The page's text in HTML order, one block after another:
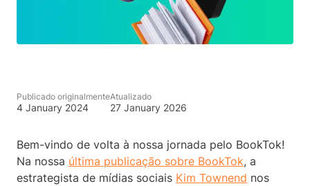
Publicado originalmente
4 January 2024
Atualizado
27 January 2026
Bem-vindo de volta à nossa jornada pelo BookTok!
Na nossa última publicação sobre BookTok, a
estrategista de mídias sociais Kim Townend nos